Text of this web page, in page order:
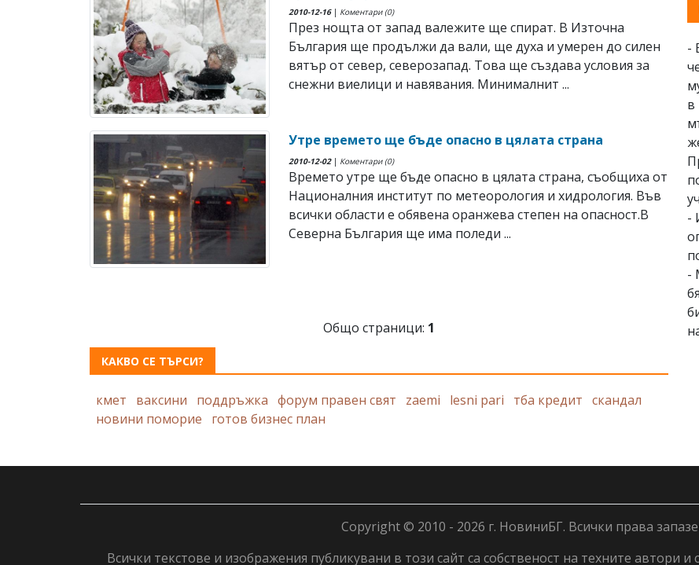
2010-12-16| Коментари (0)
През нощта от запад валежите ще спират. В Източна
България ще продължи да вали, ще духа и умерен до силен
вятър от север, северозапад. Това ще създава условия за
снежни виелици и навявания. Минималнит ...
Утре времето ще бъде опасно в цялата страна
2010-12-02| Коментари (0)
Времето утре ще бъде опасно в цялата страна, съобщиха от
Националния институт по метеорология и хидрология. Във
всички области е обявена оранжева степен на опасност.В
Северна България ще има поледи ...
Общо страници: 1
КАКВО СЕ ТЪРСИ?
кмет ваксини поддръжка форум правен свят zaemi lesni pari тба кредит скандал
новини поморие
готов бизнес план
-
в
-
-
Copyright © 2010 - 2026 г. НовиниБГ. Всички права
Всички текстове и изображения публикувани в този сайт са собственост на техните автори